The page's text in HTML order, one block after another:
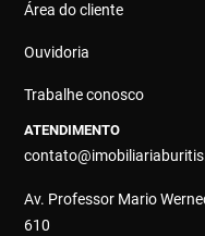
Área do cliente
Ouvidoria
Trabalhe conosco
ATENDIMENTO
Av. Professor Mario
610